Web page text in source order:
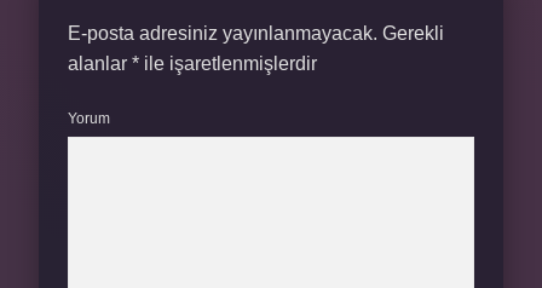
E-posta adresiniz yayınlanmayacak. Gerekli
alanlar * ile işaretlenmişlerdir
Yorum